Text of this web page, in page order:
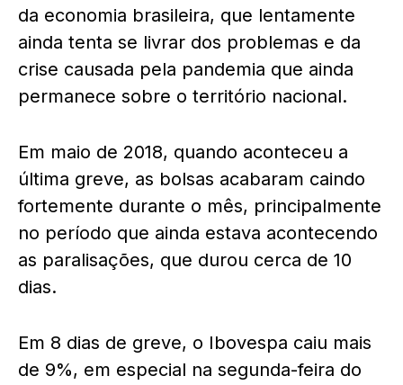
da economia brasileira, que lentamente
ainda tenta se livrar dos problemas e da
crise causada pela pandemia que ainda
permanece sobre o território nacional.
Em maio de 2018, quando aconteceu a
última greve, as bolsas acabaram caindo
fortemente durante o mês, principalmente
no período que ainda estava acontecendo
as paralisações, que durou cerca de 10
dias.
Em 8 dias de greve, o Ibovespa caiu mais
de 9%, em especial na segunda-feira do